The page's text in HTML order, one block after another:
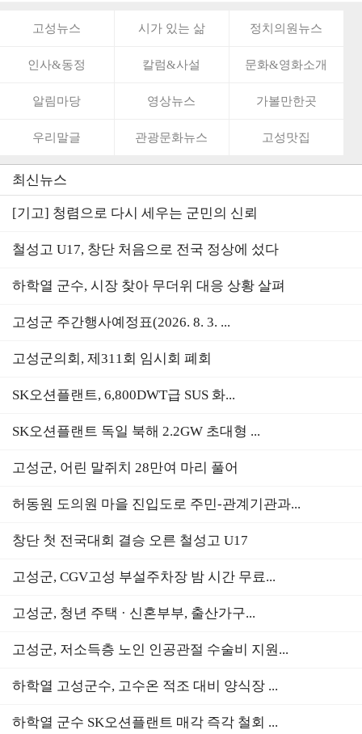
고성뉴스 시가 있는 삶 정치의원뉴스
인사&동정 칼럼&사설 문화&영화소개
알림마당 영상뉴스 가볼만한곳
우리말글 관광문화뉴스 고성맛집
최신뉴스
[기고] 청렴으로 다시 세우는 군민의 신뢰
철성고 U17, 창단 처음으로 전국 정상에 섰다
하학열 군수, 시장 찾아 무더위 대응 상황 살펴
고성군 주간행사예정표(2026. 8. 3. ...
고성군의회, 제311회 임시회 폐회
SK오션플랜트, 6,800DWT급 SUS 화...
SK오션플랜트 독일 북해 2.2GW 초대형 ...
고성군, 어린 말쥐치 28만여 마리 풀어
허동원 도의원 마을 진입도로 주민-관계기관과...
창단 첫 전국대회 결승 오른 철성고 U17
고성군, CGV고성 부설주차장 밤 시간 무료...
고성군, 청년 주택 · 신혼부부, 출산가구...
고성군, 저소득층 노인 인공관절 수술비 지원...
하학열 고성군수, 고수온 적조 대비 양식장 ...
하학열 군수 SK오션플랜트 매각 즉각 철회 ...